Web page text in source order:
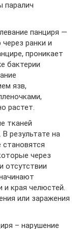
паралич
панциря —
ранки и
проникает
бактерии
язв,
растет.
тканей
результате на
становятся
через
отсутствии
и края челюстей.
или заражения
– нарушение